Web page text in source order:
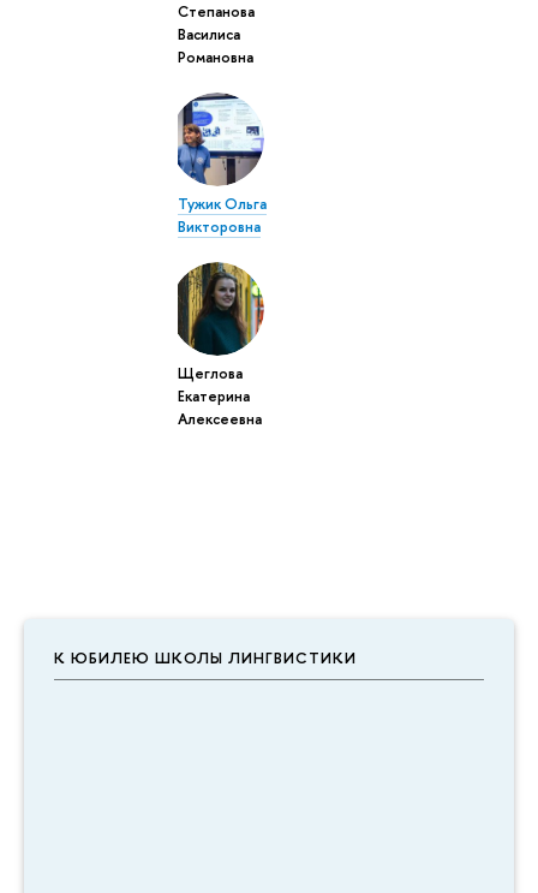
К ЮБИЛЕЮ ШКОЛЫ ЛИНГВИСТИКИ
Степанова
Василиса
Романовна
Тужик Ольга
Викторовна
Щеглова
Екатерина
Алексеевна